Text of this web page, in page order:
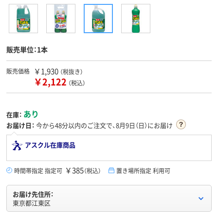
販売単位：1本
販売価格 ￥1,930 （税抜き）
￥2,122 （税込）
在庫： あり
お届け日： 今から48分以内のご注文で、8月9日（日）にお届け
アスクル在庫商品
時間帯指定 指定可 ￥385（税込） 置き場所指定 利用可
お届け先住所：
東京都江東区